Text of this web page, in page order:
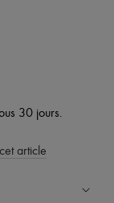
30 jours.
article